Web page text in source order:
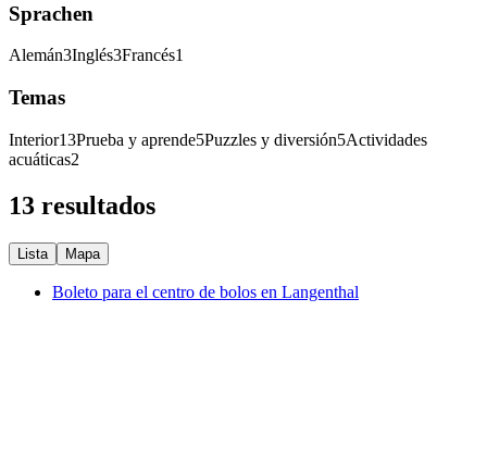
Sprachen
Alemán3Inglés3Francés1
Temas
Interior13Prueba y aprende5Puzzles y diversión5Actividades
acuáticas2
13 resultados
Lista Mapa
Boleto para el centro de bolos en Langenthal